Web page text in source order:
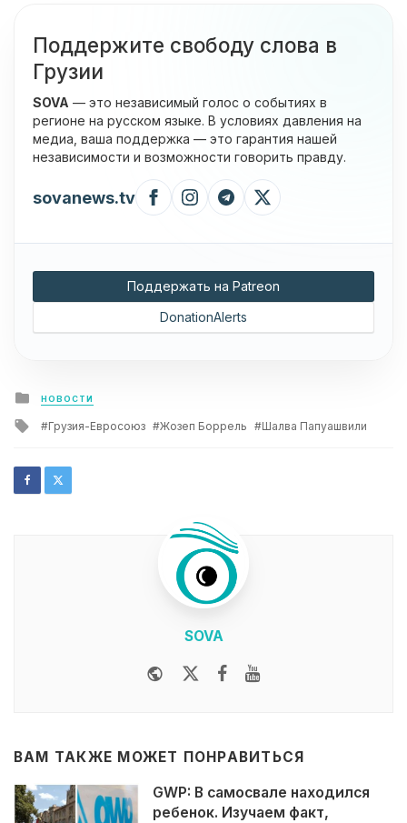
Поддержите свободу слова в
Грузии
SOVA — это независимый голос о событиях в
регионе на русском языке. В условиях давления на
медиа, ваша поддержка — это гарантия нашей
независимости и возможности говорить правду.
sovanews.tv
Поддержать на Patreon
DonationAlerts
Posted
in
НОВОСТИ
Tagged
with
Грузия-Евросоюз Жозеп Боррель Шалва Папуашвили
SOVA
WebsiteTwitterFacebook
ВАМ ТАКЖЕ МОЖЕТ ПОНРАВИТЬСЯ
GWP: В самосвале находился
ребенок. Изучаем факт,